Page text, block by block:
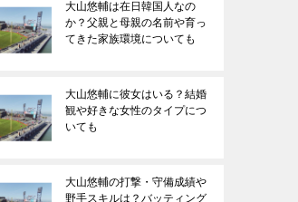
大山悠輔は在日韓国人なの
か？父親と母親の名前や育っ
てきた家族環境についても
大山悠輔に彼女はいる？結婚
観や好きな女性のタイプにつ
いても
大山悠輔の打撃・守備成績や
野手スキルは？バッティング